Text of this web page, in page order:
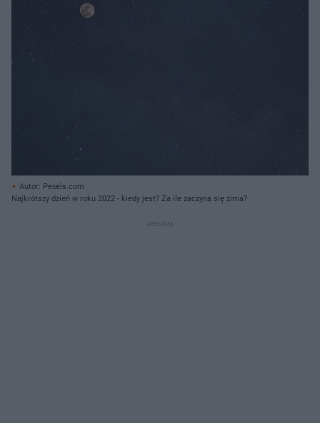
Autor: Pexels.com
Najkrótszy dzień w roku 2022 - kiedy jest? Za ile zaczyna się zima?